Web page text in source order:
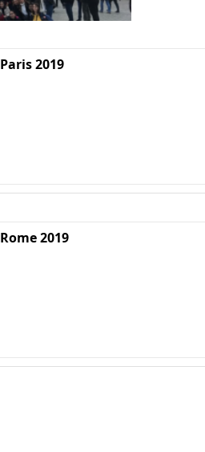
Paris 2019
Rome 2019